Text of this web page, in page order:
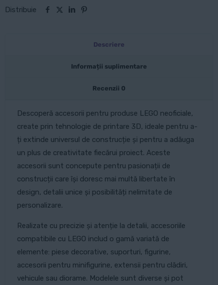
mașini
Distribuie
Descriere
Informații suplimentare
Recenzii 0
Descoperă accesorii pentru produse LEGO neoficiale,
create prin tehnologie de printare 3D, ideale pentru a-
ți extinde universul de construcție și pentru a adăuga
un plus de creativitate fiecărui proiect. Aceste
accesorii sunt concepute pentru pasionații de
construcții care își doresc mai multă libertate în
design, detalii unice și posibilități nelimitate de
personalizare.
Realizate cu precizie și atenție la detalii, accesoriile
compatibile cu LEGO includ o gamă variată de
elemente: piese decorative, suporturi, figurine,
accesorii pentru minifigurine, extensii pentru clădiri,
vehicule sau diorame. Modelele sunt diverse și pot